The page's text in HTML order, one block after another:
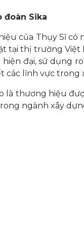
đoàn Sika
của Thụy Sĩ có
tại thị trường Việt
hiện đại, sử dụng
các lĩnh vực trong
là thương hiệu
ngành xây